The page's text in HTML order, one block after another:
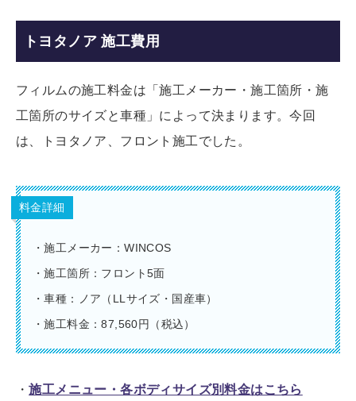
トヨタノア 施工費用
フィルムの施工料金は「施工メーカー・施工箇所・施
工箇所のサイズと車種」によって決まります。今回
は、トヨタノア、フロント施工でした。
料金詳細
・施工メーカー：WINCOS
・施工箇所：フロント5面
・車種：ノア（LLサイズ・国産車）
・施工料金：87,560円（税込）
・施工メニュー・各ボディサイズ別料金はこちら